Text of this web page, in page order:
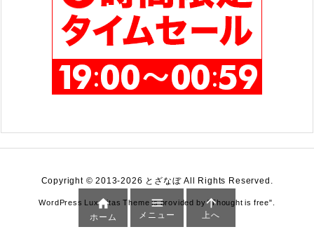
Copyright ©2013-2026 とざなぼAll Rights Reserved.
WordPress Luxeritas Theme is provided by "Thought is free".

ホーム

メニュー

上へ